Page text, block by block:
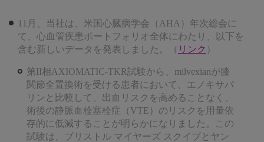
11月、当社は、米国心臓病学会（AHA）年次総会に
て、心血管疾患ポートフォリオ全体にわたり、以下を
含む新しいデータを発表しました。（ リンク ）
第II相AXIOMATIC-TKR試験から、milvexianが膝
関節全置換術を受ける患者において、エノキサパ
リンと比較して、出血リスクを高めることなく、
術後の静脈血栓塞栓症（VTE）のリスクを用量依
存的に低減することが明らかになりました。この
試験は、ブリストル マイヤーズ スクイブとヤン